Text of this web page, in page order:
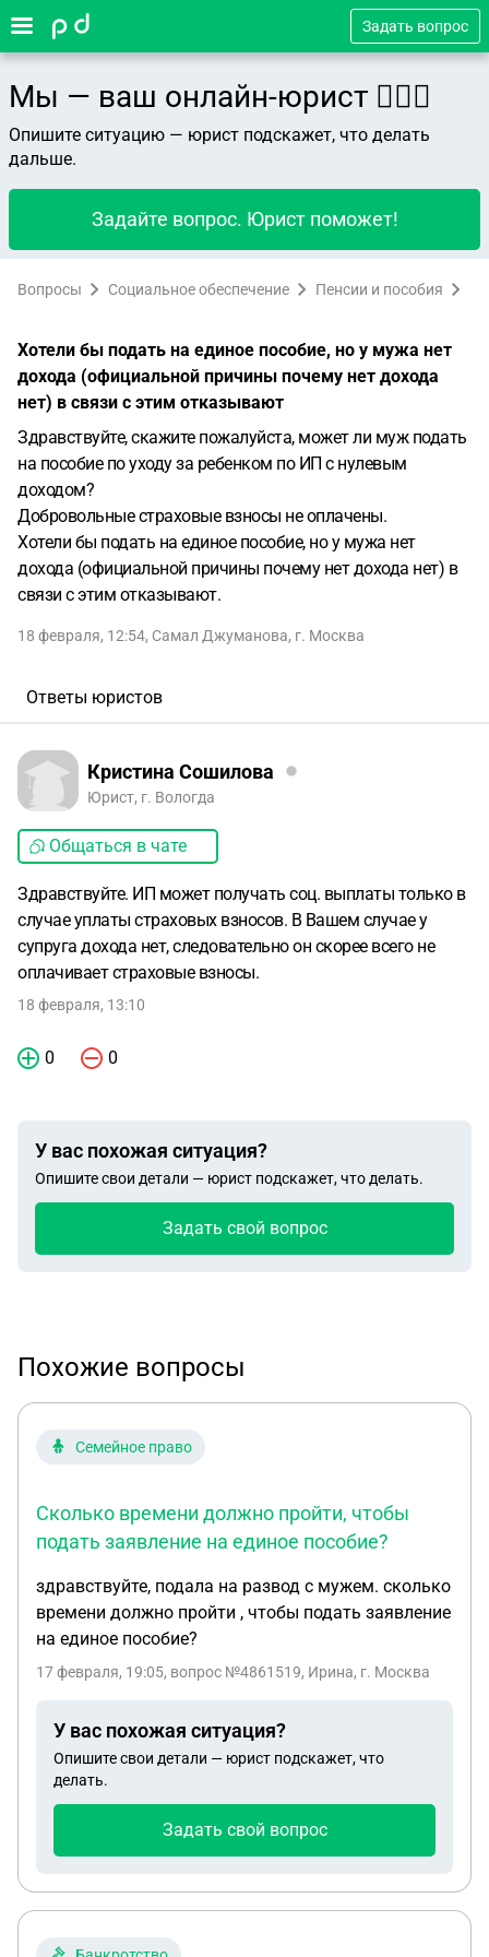
Задать вопрос
Мы — ваш онлайн-юрист 👨🏻‍⚖️
Опишите ситуацию — юрист подскажет, что делать
дальше.
Задайте вопрос. Юрист поможет!
Вопросы Социальное обеспечение Пенсии и пособия
Хотели бы подать на единое пособие, но у мужа нет
дохода (официальной причины почему нет дохода
нет) в связи с этим отказывают
Здравствуйте, скажите пожалуйста, может ли муж подать
на пособие по уходу за ребенком по ИП с нулевым
доходом?
Добровольные страховые взносы не оплачены.
Хотели бы подать на единое пособие, но у мужа нет
дохода (официальной причины почему нет дохода нет) в
связи с этим отказывают.
18 февраля, 12:54, Самал Джуманова, г. Москва
Ответы юристов
Кристина Сошилова
Юрист, г. Вологда
Общаться в чате
Здравствуйте. ИП может получать соц. выплаты только в
случае уплаты страховых взносов. В Вашем случае у
супруга дохода нет, следовательно он скорее всего не
оплачивает страховые взносы.
18 февраля, 13:10
0 0
У вас похожая ситуация?
Опишите свои детали — юрист подскажет, что делать.
Задать свой вопрос
Похожие вопросы
Семейное право
Сколько времени должно пройти, чтобы
подать заявление на единое пособие?
здравствуйте, подала на развод с мужем. сколько
времени должно пройти , чтобы подать заявление
на единое пособие?
17 февраля, 19:05, вопрос №4861519, Ирина, г. Москва
У вас похожая ситуация?
Опишите свои детали — юрист подскажет, что
делать.
Задать свой вопрос